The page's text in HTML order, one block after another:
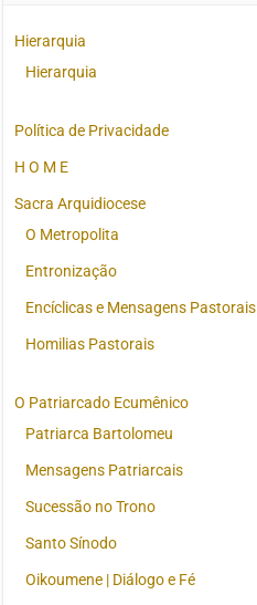
Hierarquia
Hierarquia
Política de Privacidade
H O M E
Sacra Arquidiocese
O Metropolita
Entronização
Encíclicas e Mensagens Pastorais
Homilias Pastorais
O Patriarcado Ecumênico
Patriarca Bartolomeu
Mensagens Patriarcais
Sucessão no Trono
Santo Sínodo
Oikoumene | Diálogo e Fé